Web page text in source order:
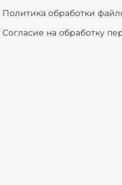
Политика обработки
Согласие на обработку